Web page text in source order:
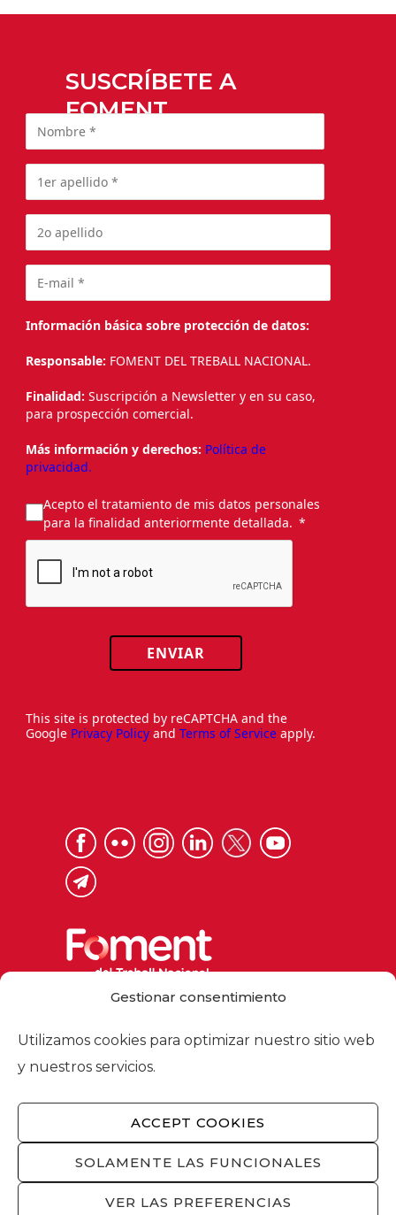
Gestionar consentimiento
Utilizamos cookies para optimizar nuestro sitio web
y nuestros servicios.
ACCEPT COOKIES
SOLAMENTE LAS FUNCIONALES
VER LAS PREFERENCIAS
SUSCRÍBETE A
FOMENT
Información básica sobre protección de datos:
Responsable: FOMENT DEL TREBALL NACIONAL.
Finalidad: Suscripción a Newsletter y en su caso,
para prospección comercial.
Más información y derechos: Política de
privacidad.
Acepto el tratamiento de mis datos personales
para la finalidad anteriormente detallada.
ENVIAR
This site is protected by reCAPTCHA and the
Google Privacy Policy and Terms of Service apply.
Tel. 93 484 12 00
Actualidad/Servicios/Aviso legal /Política